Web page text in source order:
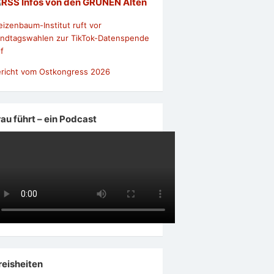
Institut ruft vor
zur TikTok-Datenspende
vom Ostkongress 2026
führt – ein Podcast